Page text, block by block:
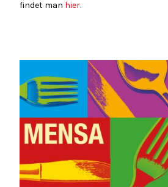
findet man hier.